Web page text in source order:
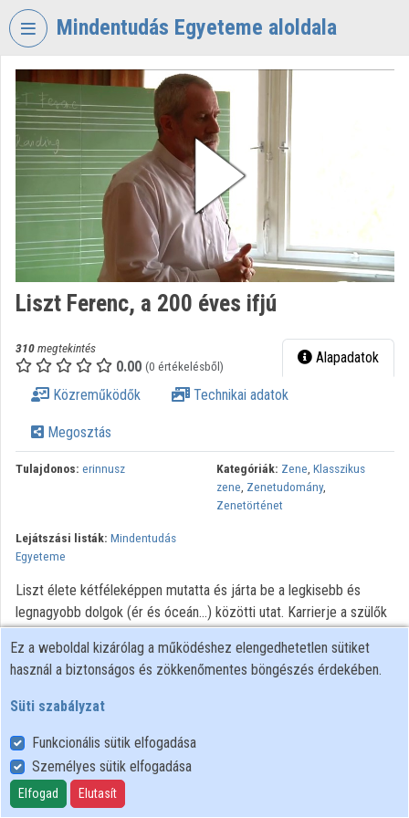
Fejléc kihagyása
Mindentudás Egyeteme aloldala
VIDEOTORIUM
MINDENTUDÁS
EGYETEME
Intézményi kezdőlap
Bejelentkezés
Intézményi felfedezés
Kategóriák
Intézményi listák
Intézmények
Közreműködők
Liszt Ferenc, a 200 éves ifjú
310megtekintés
0.00 (0 értékelésből) Alapadatok
Közreműködők Technikai adatok
Megosztás
Tulajdonos: erinnusz Kategóriák: Zene, Klasszikus
zene, Zenetudomány,
Zenetörténet
Lejátszási listák: Mindentudás
Egyeteme
Liszt élete kétféleképpen mutatta és járta be a legkisebb és
legnagyobb dolgok (ér és óceán...) közötti utat. Karrierje a szülők
királyi palotákig és a vatikáni pápai rezidenciáig vezető úton vitte
végig. Emberi fejlődése viszont a világra szóló tehetség
kiaknázásától a zenei újításokban játszott európai mértékű vezető
vezetett. Másképpen (Liszt levele Augusz Antalhoz): „...man darf
mir wohl gestatten, daß ungeachtet meiner beklagenswerten
Unkenntnis der ungarischen Sprache, ich von Geburt bis zum
Grabe im Herzen und Sinne Magyar verbleibe, und demnach die
Ez a weboldal kizárólag a működéshez elengedhetetlen sütiket
használ a biztonságos és zökkenőmentes böngészés érdekében.
Süti szabályzat
Funkcionális sütik elfogadása
Személyes sütik elfogadása
Elfogad Elutasít